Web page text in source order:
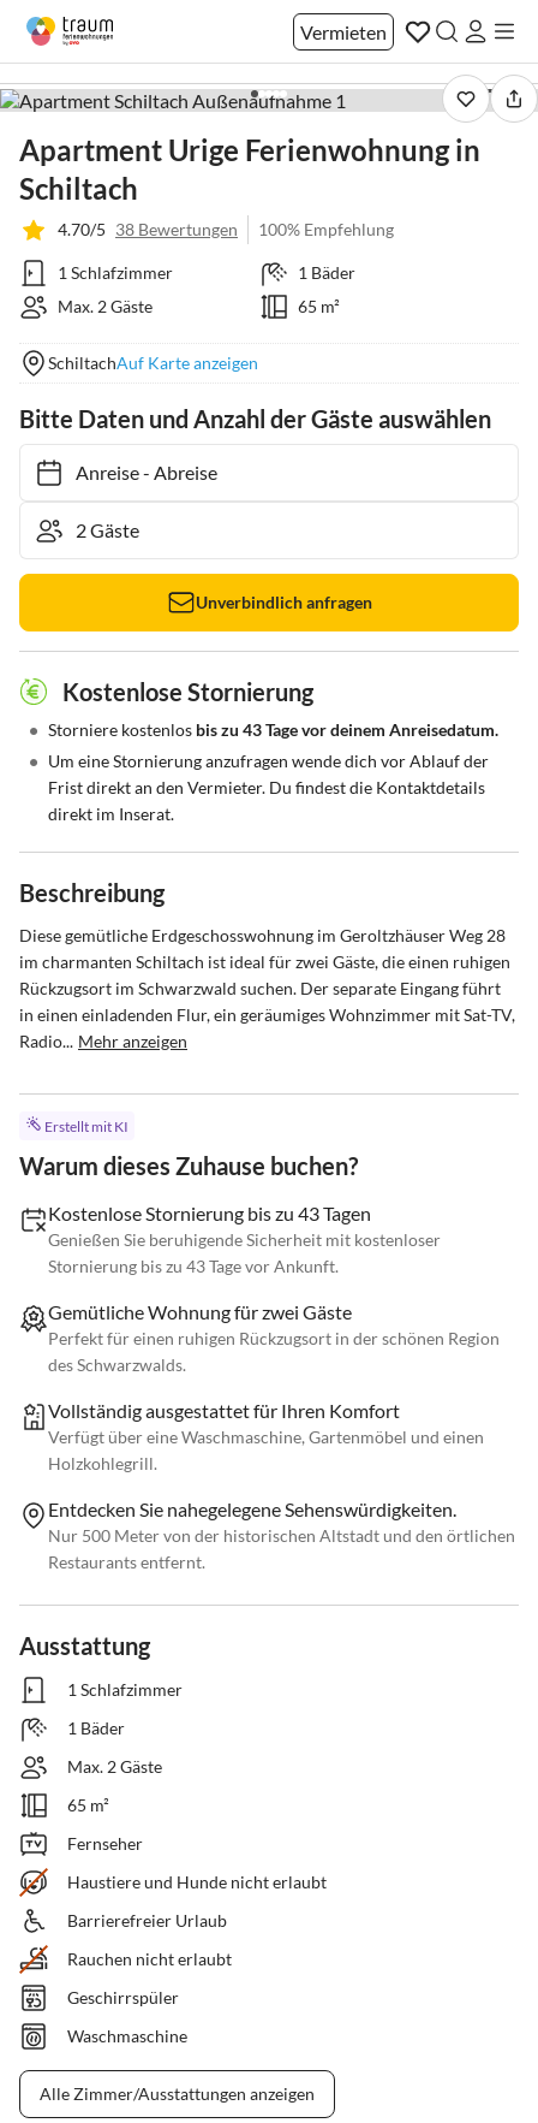
Vermieten
1 / 40
Apartment Urige Ferienwohnung in
Schiltach
4.70/5 38 Bewertungen 100% Empfehlung
1 Schlafzimmer
1 Bäder
Max. 2 Gäste
65 m²
SchiltachAuf Karte anzeigen
Bitte Daten und Anzahl der Gäste auswählen
Anreise- Abreise
Unverbindlich anfragen
Kostenlose Stornierung
• Storniere kostenlos bis zu 43 Tage vor deinem Anreisedatum.
• Um eine Stornierung anzufragen wende dich vor Ablauf der
Frist direkt an den Vermieter. Du findest die Kontaktdetails
direkt im Inserat.
Beschreibung
Diese gemütliche Erdgeschosswohnung im Geroltzhäuser Weg 28
im charmanten Schiltach ist ideal für zwei Gäste, die einen ruhigen
Rückzugsort im Schwarzwald suchen. Der separate Eingang führt
in einen einladenden Flur, ein geräumiges Wohnzimmer mit Sat-TV,
Radio... Mehr anzeigen
Erstellt mit KI
Warum dieses Zuhause buchen?
Kostenlose Stornierung bis zu 43 Tagen
Genießen Sie beruhigende Sicherheit mit kostenloser
Stornierung bis zu 43 Tage vor Ankunft.
Gemütliche Wohnung für zwei Gäste
Perfekt für einen ruhigen Rückzugsort in der schönen Region
des Schwarzwalds.
Vollständig ausgestattet für Ihren Komfort
Verfügt über eine Waschmaschine, Gartenmöbel und einen
Holzkohlegrill.
Entdecken Sie nahegelegene Sehenswürdigkeiten.
Nur 500 Meter von der historischen Altstadt und den örtlichen
Restaurants entfernt.
Ausstattung
1 Schlafzimmer
1 Bäder
Max. 2 Gäste
65 m²
Fernseher
Haustiere und Hunde nicht erlaubt
Barrierefreier Urlaub
Rauchen nicht erlaubt
Geschirrspüler
Waschmaschine
Alle Zimmer/Ausstattungen anzeigen